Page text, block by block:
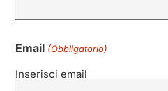
Email (Obbligatorio)
Inserisci email